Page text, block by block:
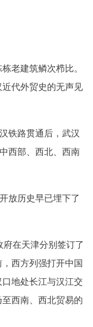
老建筑鳞次栉比。
代外贸史的无声见
铁路贯通后，武汉
西部、西北、西南
放历史早已埋下了
在天津分别签订了
西方列强打开中国
地处长江与汉江交
西南、西北贸易的